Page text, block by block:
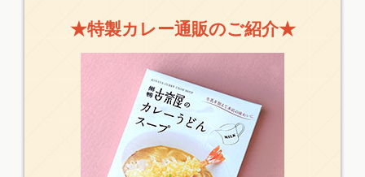
★特製カレー通販のご紹介★